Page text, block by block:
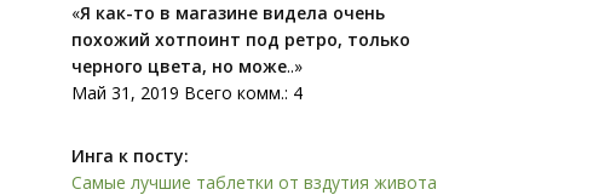
«Я как-то в магазине видела очень
похожий xoтпоинт под ретро, только
черного цвета, но може..»
Май 31, 2019 Всего комм.: 4
Инга к посту:
Самые лучшие таблетки от вздутия живота